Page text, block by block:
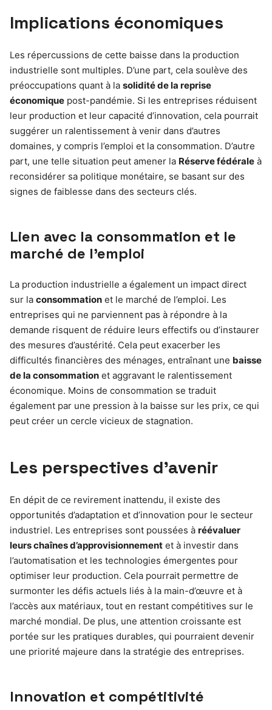
Implications économiques
Les répercussions de cette baisse dans la production
industrielle sont multiples. D’une part, cela soulève des
préoccupations quant à la solidité de la reprise
économique post-pandémie. Si les entreprises réduisent
leur production et leur capacité d’innovation, cela pourrait
suggérer un ralentissement à venir dans d’autres
domaines, y compris l’emploi et la consommation. D’autre
part, une telle situation peut amener la Réserve fédérale à
reconsidérer sa politique monétaire, se basant sur des
signes de faiblesse dans des secteurs clés.
Lien avec la consommation et le
marché de l’emploi
La production industrielle a également un impact direct
sur la consommation et le marché de l’emploi. Les
entreprises qui ne parviennent pas à répondre à la
demande risquent de réduire leurs effectifs ou d’instaurer
des mesures d’austérité. Cela peut exacerber les
difficultés financières des ménages, entraînant une baisse
de la consommation et aggravant le ralentissement
économique. Moins de consommation se traduit
également par une pression à la baisse sur les prix, ce qui
peut créer un cercle vicieux de stagnation.
Les perspectives d’avenir
En dépit de ce revirement inattendu, il existe des
opportunités d’adaptation et d’innovation pour le secteur
industriel. Les entreprises sont poussées à réévaluer
leurs chaînes d’approvisionnement et à investir dans
l’automatisation et les technologies émergentes pour
optimiser leur production. Cela pourrait permettre de
surmonter les défis actuels liés à la main-d’œuvre et à
l’accès aux matériaux, tout en restant compétitives sur le
marché mondial. De plus, une attention croissante est
portée sur les pratiques durables, qui pourraient devenir
une priorité majeure dans la stratégie des entreprises.
Innovation et compétitivité